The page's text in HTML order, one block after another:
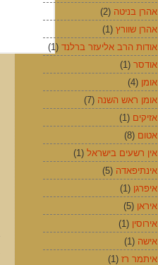
אהרן בניטה (2)
אהרן שוורץ (1)
אודות הרב אליעזר ברלנד (1)
אודסר (1)
אומן (4)
אומן ראש השנה (7)
אזיקים (1)
אטום (8)
אין רשעים בישראל (1)
אינתיפאדה (5)
איפרגן (1)
איראן (5)
אירוסין (1)
אישה (1)
איתמר רז (1)